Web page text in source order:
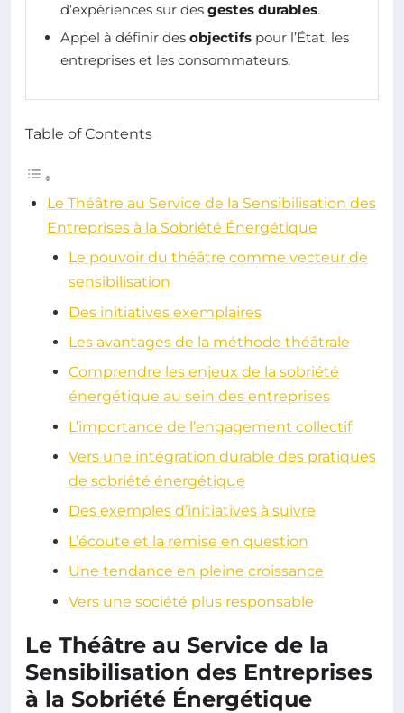
d’expériences sur des gestes durables.
Appel à définir des objectifs pour l’État, les
entreprises et les consommateurs.
Table of Contents
Le Théâtre au Service de la Sensibilisation des
Entreprises à la Sobriété Énergétique
Le pouvoir du théâtre comme vecteur de
sensibilisation
Des initiatives exemplaires
Les avantages de la méthode théâtrale
Comprendre les enjeux de la sobriété
énergétique au sein des entreprises
L’importance de l’engagement collectif
Vers une intégration durable des pratiques
de sobriété énergétique
Des exemples d’initiatives à suivre
L’écoute et la remise en question
Une tendance en pleine croissance
Vers une société plus responsable
Le Théâtre au Service de la
Sensibilisation des Entreprises
à la Sobriété Énergétique